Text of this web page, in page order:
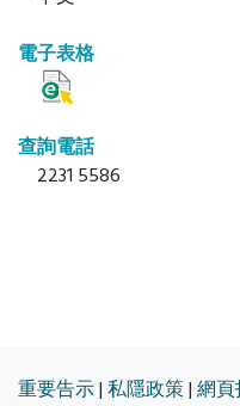
電子表格
查詢電話
2231 5586
重要告示| 私隱政策| 網